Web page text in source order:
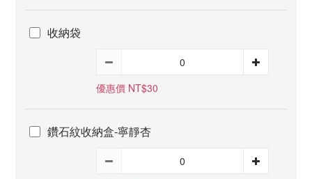
收納袋
優惠價 NT$30
鑽石紋收納盒-寧靜杏